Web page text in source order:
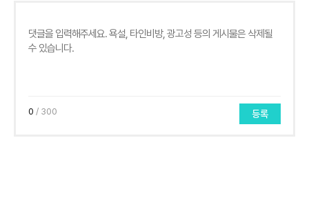
0 / 300 등록